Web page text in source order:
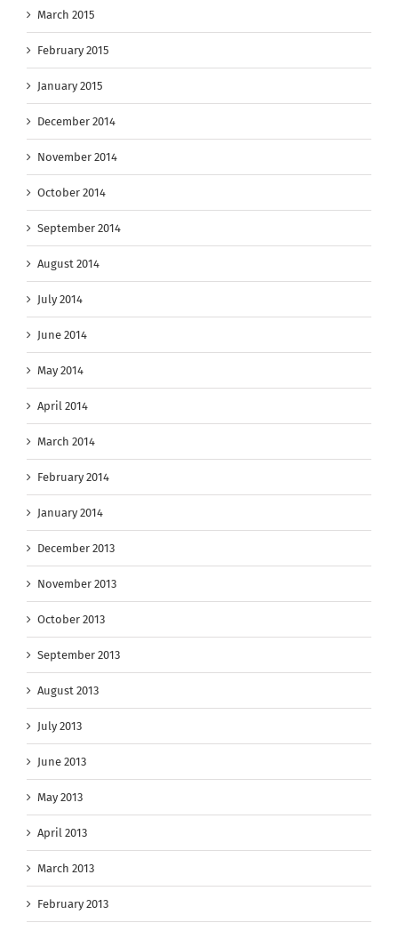
March 2015
February 2015
January 2015
December 2014
November 2014
October 2014
September 2014
August 2014
July 2014
June 2014
May 2014
April 2014
March 2014
February 2014
January 2014
December 2013
November 2013
October 2013
September 2013
August 2013
July 2013
June 2013
May 2013
April 2013
March 2013
February 2013